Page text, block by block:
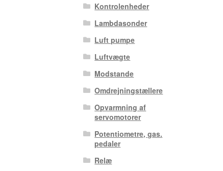
Kontrolenheder
Lambdasonder
Luft pumpe
Luftvægte
Modstande
Omdrejningstællere
Opvarmning af
servomotorer
Potentiometre, gas.
pedaler
Relæ